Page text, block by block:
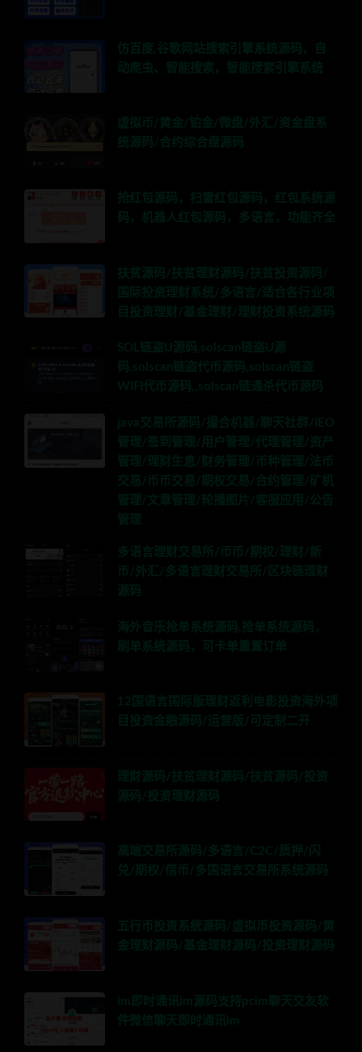
仿百度,谷歌网站搜索引擎系统源码，自
动爬虫、智能搜索，智能搜索引擎系统
虚拟币/黄金/铂金/微盘/外汇/资金盘系
统源码/合约综合盘源码
抢红包源码，扫雷红包源码，红包系统源
码，机器人红包源码，多语言，功能齐全
扶贫源码/扶贫理财源码/扶贫投资源码/
国际投资理财系统/多语言/适合各行业项
目投资理财/基金理财/理财投资系统源码
SOL链盗U源码,solscan链盗U源
码,solscan链盗代币源码,solscan链盗
WIFI代币源码,,solscan链通杀代币源码
java交易所源码/撮合机器/聊天社群/IEO
管理/签到管理/用户管理/代理管理/资产
管理/理财生息/财务管理/币种管理/法币
交易/币币交易/期权交易/合约管理/矿机
管理/文章管理/轮播图片/客服应用/公告
管理
多语言理财交易所/币币/期权/理财/新
币/外汇/多语言理财交易所/区块链理财
源码
海外音乐抢单系统源码,抢单系统源码，
刷单系统源码，可卡单重置订单
12国语言国际版理财返利电影投资海外项
目投资金融源码/运营版/可定制二开
理财源码/扶贫理财源码/扶贫源码/投资
源码/投资理财源码
高端交易所源码/多语言/C2C/质押/闪
兑/期权/借币/多国语言交易所系统源码
五行币投资系统源码/虚拟币投资源码/黄
金理财源码/基金理财源码/投资理财源码
im即时通讯im源码支持pcim聊天交友软
件微信聊天即时通讯im